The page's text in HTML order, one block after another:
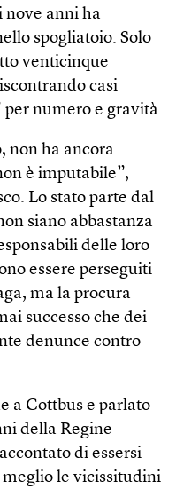
nove anni ha
spogliatoio. Solo
venticinque
casi
numero e gravità.
non ha ancora
è imputabile”,
Lo stato parte dal
siano abbastanza
delle loro
essere perseguiti
ma la procura
successo che dei
denunce contro
a Cottbus e parlato
della Regine-
di essersi
le vicissitudini